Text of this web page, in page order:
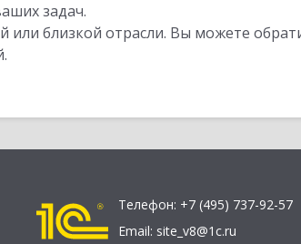
задач.
близкой отрасли. Вы можете
Телефон: +7 (495) 737-92-57
Email: site_v8@1c.ru